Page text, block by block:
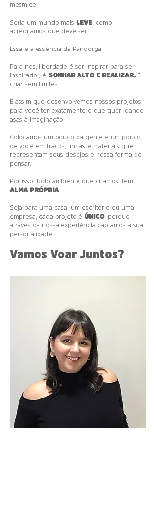
mesmice.
Seria um mundo mais LEVE , como
acreditamos que deve ser.
Essa é a essência da Pandorga.
Para nós, liberdade é ser inspirar para ser
inspirador, é SONHAR ALTO E REALIZAR.É
criar sem limites.
É assim que desenvolvemos nossos projetos,
para você ter exatamente o que quer: dando
asas à imaginação.
Colocamos um pouco da gente e um pouco
de você em traços, linhas e materiais que
representam seus desejos e nossa forma de
pensar.
Por isso, todo ambiente que criamos, tem
ALMA PRÓPRIA.
Seja para uma casa, um escritório ou uma
empresa, cada projeto é ÚNICO, porque
através da nossa experiência captamos a sua
personalidade.
Vamos Voar Juntos?